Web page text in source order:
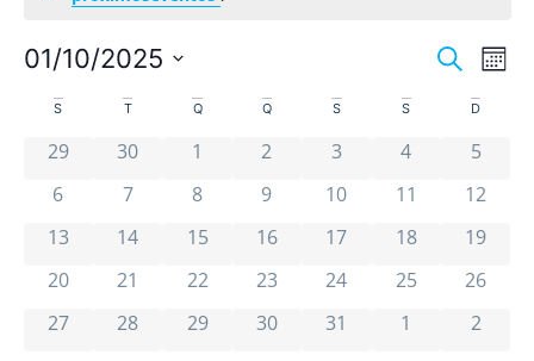
de
de
Pesquisar
Mês
01/10/2025
Calendário
de
Eventos
S T Q Q S S D
0 eventos
29 0 eventos
30 0 eventos
1 0 eventos
2 0 eventos
3 0 eventos
4 0
5
0 eventos
6 0 eventos
7 0 eventos
8 0 eventos
9 0 eventos
10 0 eventos
11 0
12
0 eventos
13 0 eventos
14 0 eventos
15 0 eventos
16 0 eventos
17 0 eventos
18 0
19
0 eventos
20 0 eventos
21 0 eventos
22 0 eventos
23 0 eventos
24 0 eventos
25 0
26
0 eventos
27 0 eventos
28 0 eventos
29 0 eventos
30 0 eventos
31 0 eventos
1 0
2